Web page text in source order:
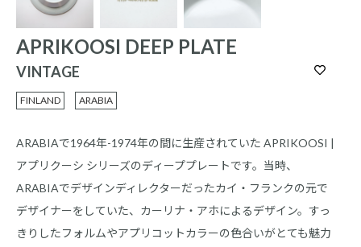
APRIKOOSI DEEP PLATE
VINTAGE
FINLAND ARABIA
ARABIAで1964年-1974年の間に生産されていた APRIKOOSI |
アプリクーシ シリーズのディーププレートです。当時、
ARABIAでデザインディレクターだったカイ・フランクの元で
デザイナーをしていた、カーリナ・アホによるデザイン。すっ
きりしたフォルムやアプリコットカラーの色合いがとても魅力